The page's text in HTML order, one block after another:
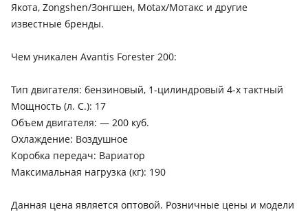
Якота, Zоngshеn/Зонгшен, Motax/Мотакс и другие
известные бренды.
Чем уникален Avantis Forester 200:
Тип двигателя: бензиновый, 1-цилиндровый 4-х тактный
Мощность (л. С.): 17
Объем двигателя: — 200 куб.
Охлаждение: Воздушное
Коробка передач: Вариатор
Максимальная нагрузка (кг): 190
Данная цена является оптовой. Розничные цены и модели